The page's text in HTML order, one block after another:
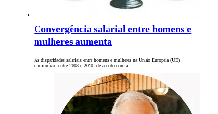
Convergência salarial entre homens e
mulheres aumenta
As disparidades salariais entre homens e mulheres na União Europeia (UE)
diminuíram entre 2008 e 2010, de acordo com a…